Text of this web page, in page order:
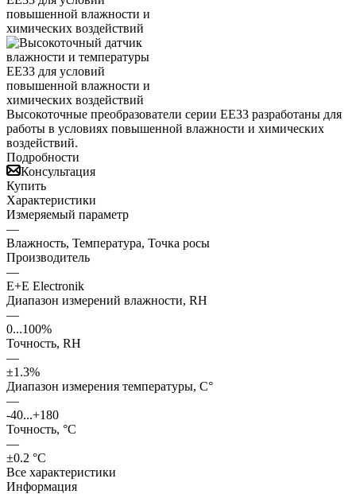
Высокоточные преобразователи серии ЕЕ33 разработаны для
работы в условиях повышенной влажности и химических
воздействий.
Подробности
Консультация
Купить
Характеристики
Измеряемый параметр
—
Влажность, Температура, Точка росы
Производитель
—
E+E Electronik
Диапазон измерений влажности, RH
—
0...100%
Точность, RH
—
±1.3%
Диапазон измерения температуры, С°
—
-40...+180
Точность, °С
—
±0.2 °C
Все характеристики
Информация